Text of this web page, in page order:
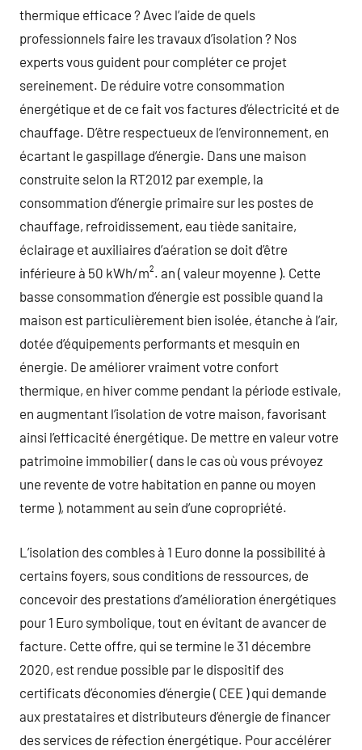
thermique efficace ? Avec l’aide de quels
professionnels faire les travaux d’isolation ? Nos
experts vous guident pour compléter ce projet
sereinement. De réduire votre consommation
énergétique et de ce fait vos factures d’électricité et de
chauffage. D’être respectueux de l’environnement, en
écartant le gaspillage d’énergie. Dans une maison
construite selon la RT2012 par exemple, la
consommation d’énergie primaire sur les postes de
chauffage, refroidissement, eau tiède sanitaire,
éclairage et auxiliaires d’aération se doit d’être
inférieure à 50 kWh/m². an ( valeur moyenne ). Cette
basse consommation d’énergie est possible quand la
maison est particulièrement bien isolée, étanche à l’air,
dotée d’équipements performants et mesquin en
énergie. De améliorer vraiment votre confort
thermique, en hiver comme pendant la période estivale,
en augmentant l’isolation de votre maison, favorisant
ainsi l’efficacité énergétique. De mettre en valeur votre
patrimoine immobilier ( dans le cas où vous prévoyez
une revente de votre habitation en panne ou moyen
terme ), notamment au sein d’une copropriété.
L’isolation des combles à 1 Euro donne la possibilité à
certains foyers, sous conditions de ressources, de
concevoir des prestations d’amélioration énergétiques
pour 1 Euro symbolique, tout en évitant de avancer de
facture. Cette offre, qui se termine le 31 décembre
2020, est rendue possible par le dispositif des
certificats d’économies d’énergie ( CEE ) qui demande
aux prestataires et distributeurs d’énergie de financer
des services de réfection énergétique. Pour accélérer